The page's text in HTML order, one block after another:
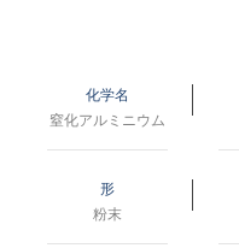
化学名
窒化アルミニウム
形
粉末